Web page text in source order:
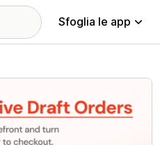
Sfoglia le app